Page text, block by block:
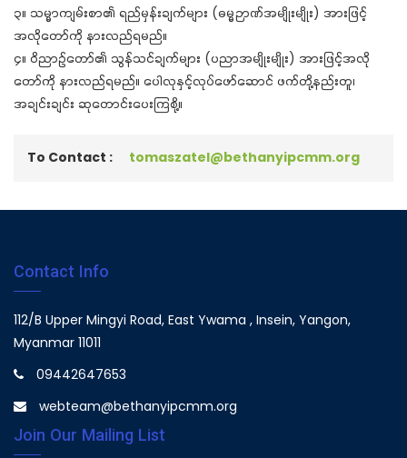
၃။ သမ္မာကျမ်းစာ၏ ရည်မှန်းချက်များ (ဓမ္မဉာဏ်အမျိုးမျိုး) အားဖြင့်
အလိုတော်ကို နားလည်ရမည်။
၄။ ဝိညာဉ်တော်၏ သွန်သင်ချက်များ (ပညာအမျိုးမျိုး) အားဖြင့်အလို
တော်ကို နားလည်ရမည်။ ပေါလုနှင့်လုပ်ဖော်ဆောင် ဖက်တို့နည်းတူ၊
အချင်းချင်း ဆုတောင်းပေးကြစို့။
To Contact : tomaszatel@bethanyipcmm.org
Contact Info
112/B Upper Mingyi Road, East Ywama , Insein, Yangon,
Myanmar 11011
09442647653
webteam@bethanyipcmm.org
Join Our Mailing List